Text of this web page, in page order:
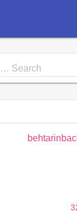
Search …